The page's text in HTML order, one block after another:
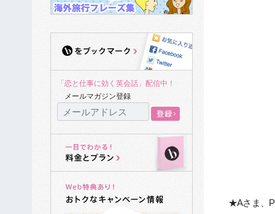
★Aさま、
「恋と仕事に効く英会話」配信中！
メールマガジン登録